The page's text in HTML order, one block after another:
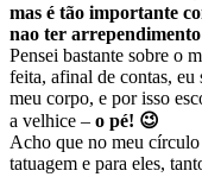
mas é tão importante
nao ter
Pensei bastante sobre o
feita, afinal de contas, eu
meu corpo, e por isso
a velhice – o pé! 😉
Acho que no meu
tatuagem e para eles,